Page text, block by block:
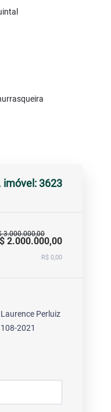
imóvel: 3623
3.000.000,00
2.000.000,00
R$ 0,00
Perluiz
2021